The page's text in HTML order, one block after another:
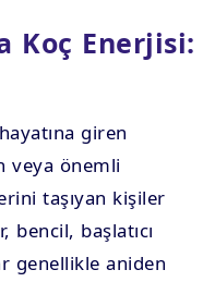
Koç Enerjisi:
giren
veya önemli
taşıyan kişiler
bencil, başlatıcı
genellikle aniden